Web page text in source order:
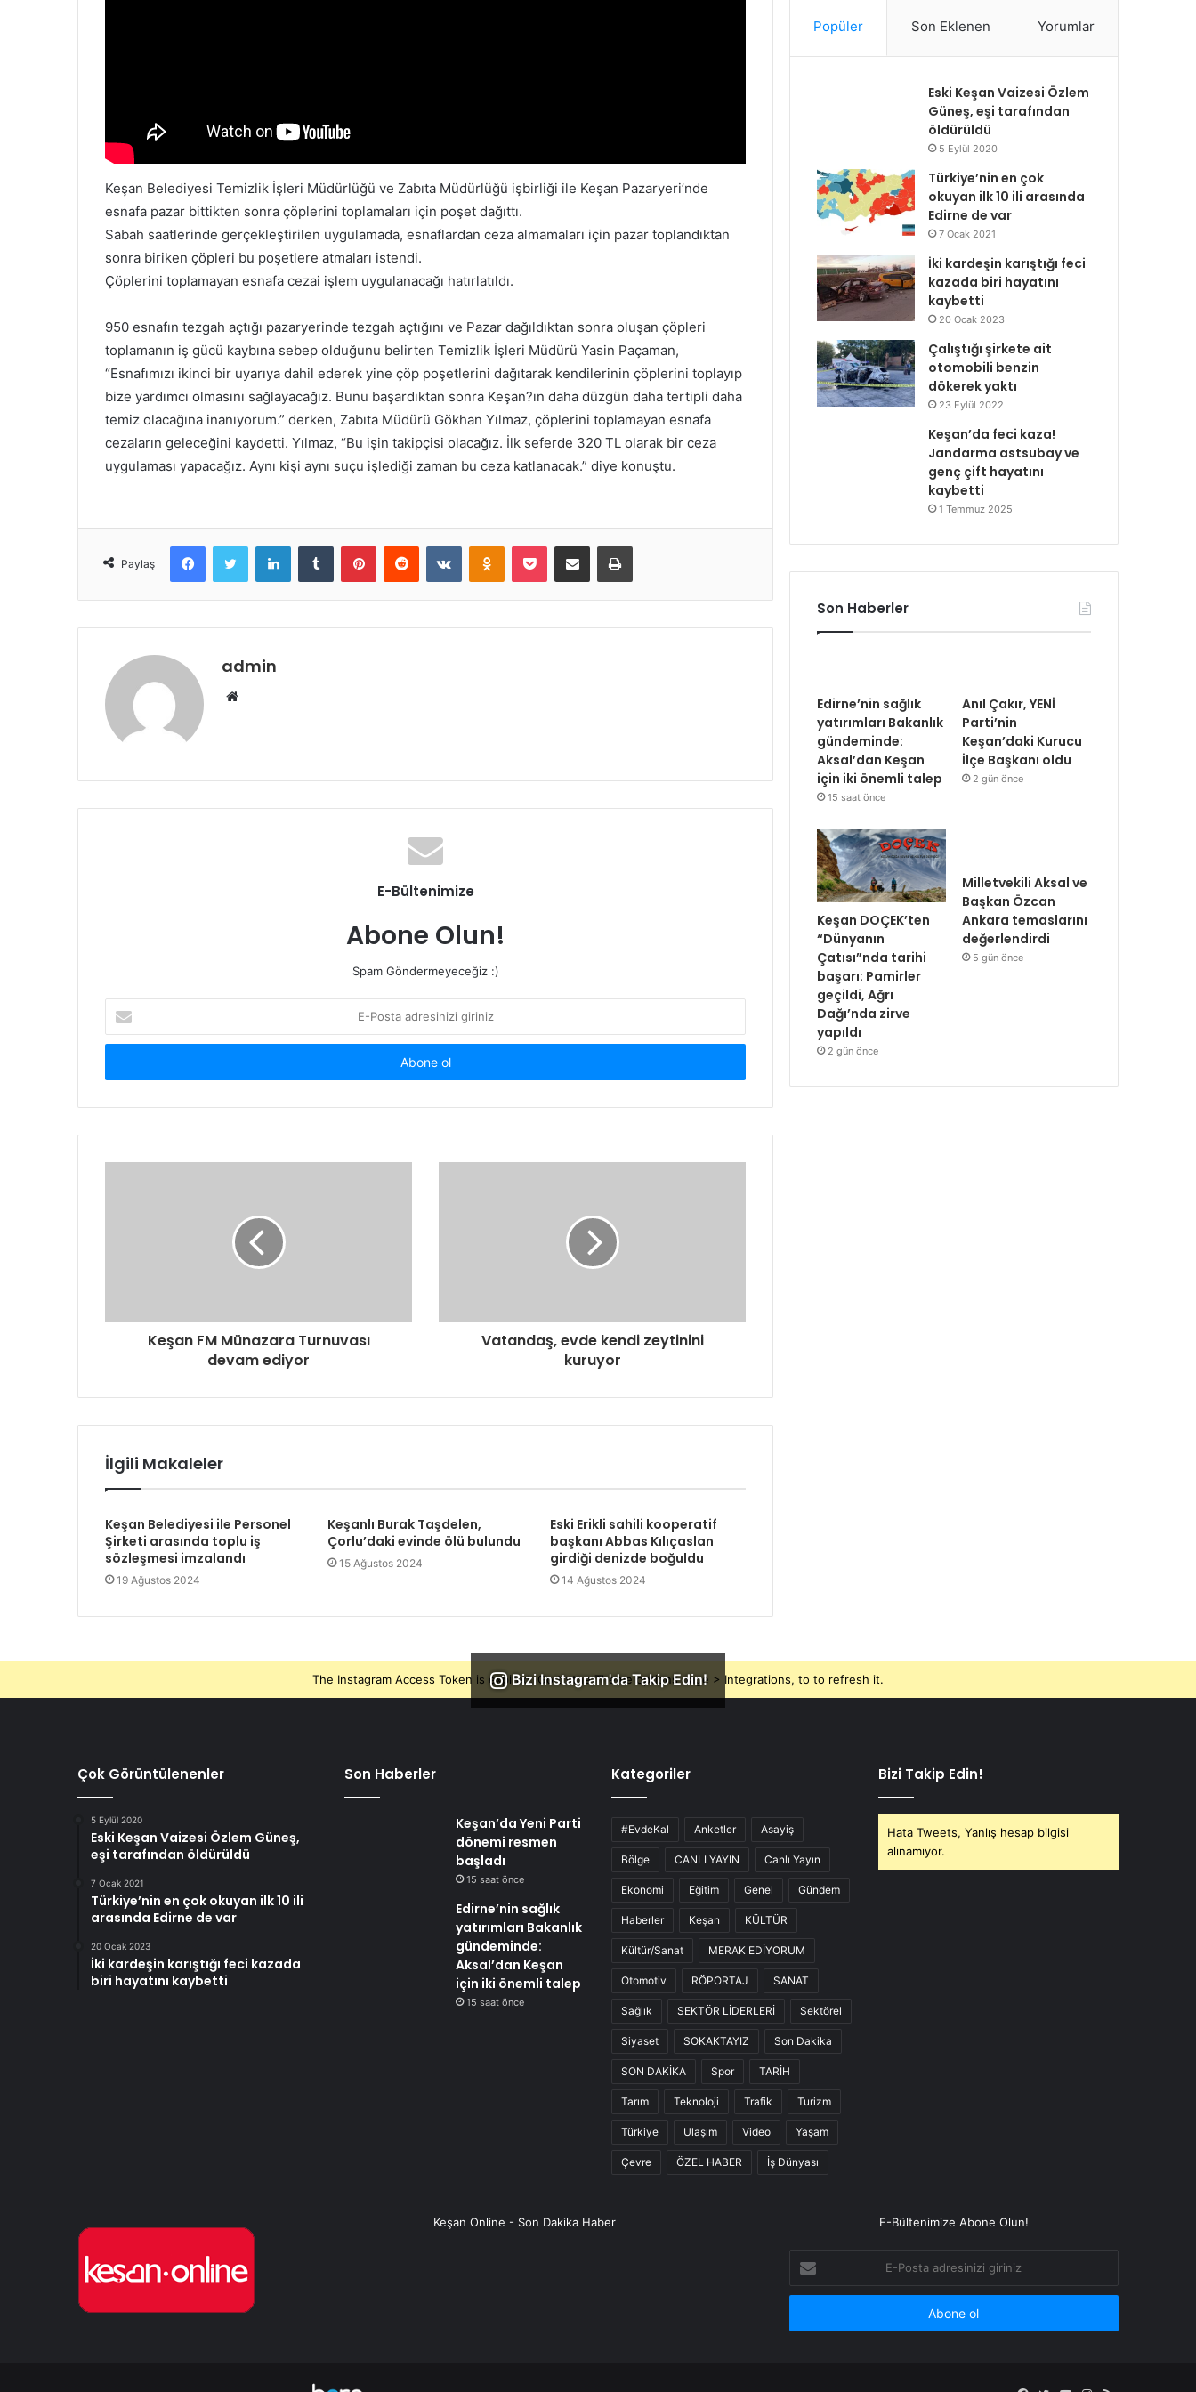
Keşan Belediyesi Temizlik İşleri Müdürlüğü ve Zabıta Müdürlüğü işbirliği ile Keşan Pazaryeri’nde
esnafa pazar bittikten sonra çöplerini toplamaları için poşet dağıttı.
Sabah saatlerinde gerçekleştirilen uygulamada, esnaflardan ceza almamaları için pazar toplandıktan
sonra biriken çöpleri bu poşetlere atmaları istendi.
Çöplerini toplamayan esnafa cezai işlem uygulanacağı hatırlatıldı.
950 esnafın tezgah açtığı pazaryerinde tezgah açtığını ve Pazar dağıldıktan sonra oluşan çöpleri
toplamanın iş gücü kaybına sebep olduğunu belirten Temizlik İşleri Müdürü Yasin Paçaman,
“Esnafımızı ikinci bir uyarıya dahil ederek yine çöp poşetlerini dağıtarak kendilerinin çöplerini toplayıp
bize yardımcı olmasını sağlayacağız. Bunu başardıktan sonra Keşan?ın daha düzgün daha tertipli daha
temiz olacağına inanıyorum.” derken, Zabıta Müdürü Gökhan Yılmaz, çöplerini toplamayan esnafa
cezaların geleceğini kaydetti. Yılmaz, “Bu işin takipçisi olacağız. İlk seferde 320 TL olarak bir ceza
uygulaması yapacağız. Aynı kişi aynı suçu işlediği zaman bu ceza katlanacak.” diye konuştu.
Paylaş
FacebookTwitter LinkedInTumblr PinterestReddit VKontakteOdnoklassniki
Pocket E-Posta ile paylaş Yazdır
admin
Web
E-Bültenimize
Abone Olun!
Spam Göndermeyeceğiz :)
Posta
adresinizi
Keşan FM Münazara Turnuvası
devam ediyor
Vatandaş, evde kendi zeytinini
kuruyor
İlgili Makaleler
Keşan Belediyesi ile Personel
Şirketi arasında toplu iş
sözleşmesi imzalandı
19 Ağustos 2024
Keşanlı Burak Taşdelen,
Çorlu’daki evinde ölü bulundu
15 Ağustos 2024
Eski Erikli sahili kooperatif
başkanı Abbas Kılıçaslan
girdiği denizde boğuldu
14 Ağustos 2024
Popüler Son Eklenen Yorumlar
Eski Keşan Vaizesi Özlem
Güneş, eşi tarafından
öldürüldü
5 Eylül 2020
Türkiye’nin en çok
okuyan ilk 10 ili arasında
Edirne de var
7 Ocak 2021
İki kardeşin karıştığı feci
kazada biri hayatını
kaybetti
20 Ocak 2023
Çalıştığı şirkete ait
otomobili benzin
dökerek yaktı
23 Eylül 2022
Keşan’da feci kaza!
Jandarma astsubay ve
genç çift hayatını
kaybetti
1 Temmuz 2025
Son Haberler
Edirne’nin sağlık
yatırımları Bakanlık
gündeminde:
Aksal’dan Keşan
için iki önemli talep
15 saat önce
Anıl Çakır, YENİ
Parti’nin
Keşan’daki Kurucu
İlçe Başkanı oldu
2 gün önce
Keşan DOÇEK’ten
“Dünyanın
Çatısı”nda tarihi
başarı: Pamirler
geçildi, Ağrı
Dağı’nda zirve
yapıldı
2 gün önce
Milletvekili Aksal ve
Başkan Özcan
Ankara temaslarını
değerlendirdi
5 gün önce
Bizi Instagram'da Takip Edin!
The Instagram Access Token is expired, Go to the Theme options page > Integrations, to to refresh it.
Çok Görüntülenenler
5 Eylül 2020
Eski Keşan Vaizesi Özlem Güneş,
eşi tarafından öldürüldü
7 Ocak 2021
Türkiye’nin en çok okuyan ilk 10 ili
arasında Edirne de var
20 Ocak 2023
İki kardeşin karıştığı feci kazada
biri hayatını kaybetti
Son Haberler
Keşan’da Yeni Parti
dönemi resmen
başladı
15 saat önce
Edirne’nin sağlık
yatırımları Bakanlık
gündeminde:
Aksal’dan Keşan
için iki önemli talep
15 saat önce
Kategoriler
#EvdeKal Anketler Asayiş
Bölge CANLI YAYIN Canlı Yayın
Ekonomi Eğitim Genel Gündem
Haberler Keşan KÜLTÜR
Kültür/Sanat MERAK EDİYORUM
Otomotiv RÖPORTAJ SANAT
Sağlık SEKTÖR LİDERLERİ Sektörel
Siyaset SOKAKTAYIZ Son Dakika
SON DAKİKA Spor TARİH
Tarım Teknoloji Trafik Turizm
Türkiye Ulaşım Video Yaşam
Çevre ÖZEL HABER İş Dünyası
Bizi Takip Edin!
Hata Tweets, Yanlış hesap bilgisi
alınamıyor.
Keşan Online - Son Dakika Haber E-Bültenimize Abone Olun!
Posta
adresinizi